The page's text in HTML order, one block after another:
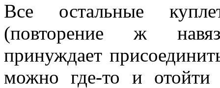
Все остальные
(повторение ж
принуждает
можно где-то и отойти